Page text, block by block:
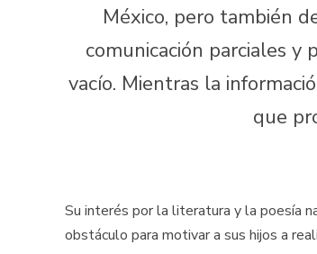
México, pero también
comunicación parciales y
vacío. Mientras la
que
Su interés por la literatura y la poesía
obstáculo para motivar a sus hijos a